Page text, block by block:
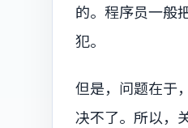
的。程序员一般
犯。
但是，问题在于
决不了。所以，